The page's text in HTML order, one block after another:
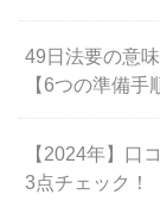
49日法要の意
【6つの準備手
【2024年】口
3点チェック！